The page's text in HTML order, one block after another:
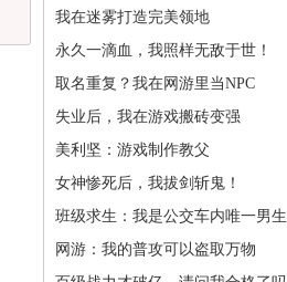
我在迷雾打造完美领地
永久一滴血，我照样无敌于世！
取名重复？我在网游里当NPC
失业后，我在游戏搬砖变强
美利坚：游戏制作教父
女神惨死后，我拔剑斩鬼！
班级求生：我是公交车内唯一男生
网游：我的普攻可以盗取万物